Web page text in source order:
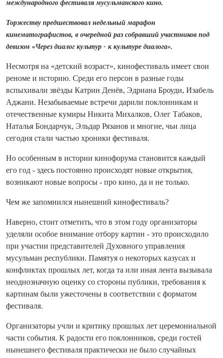
международного фестиваля мусульманского кино.
Торжеству предшествовал недельный марафон
кинематографистов, в очередной раз собравший участников под
девизом «Через диалог культур - к культуре диалога».
Несмотря на «детский возраст», кинофестиваль имеет свои
реноме и историю. Среди его персон в разные годы
вспыхивали звёзды Катрин Денёв, Эдриана Броуди, Изабель
Аджани. Незабываемые встречи дарили поклонникам и
отечественные кумиры Никита Михалков, Олег Табаков,
Наталья Бондарчук, Эльдар Рязанов и многие, чьи лица
сегодня стали частью хроники фестиваля.
Но особенным в истории кинофорума становится каждый
его год - здесь постоянно происходят новые открытия,
возникают новые вопросы - про кино, да и не только.
Чем же запомнился нынешний кинофестиваль?
Наверно, стоит отметить, что в этом году организаторы
уделяли особое внимание отбору картин - это происходило
при участии представителей Духовного управления
мусульман республики. Памятуя о некоторых казусах и
конфликтах прошлых лет, когда та или иная лента вызывала
неоднозначную оценку со стороны публики, требования к
картинам были ужесточены в соответствии с форматом
фестиваля.
Организаторы учли и критику прошлых лет церемониальной
части события. К радости его поклонников, среди гостей
нынешнего фестиваля практически не было случайных